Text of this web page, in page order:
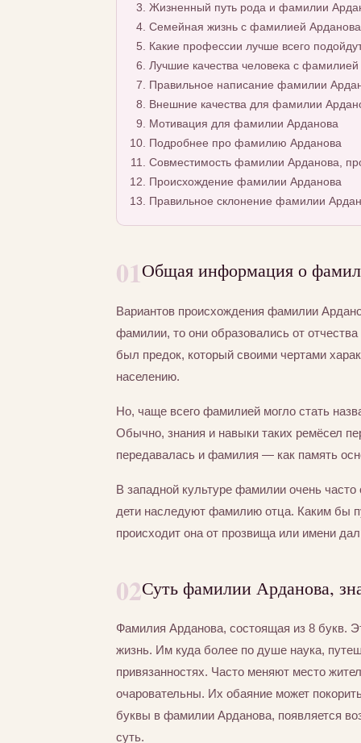
Жизненный путь рода и фамилии
Семейная жизнь с фамилией Арданова
Какие профессии лучше всего
Лучшие качества человека с
Правильное написание фамилии
Внешние качества для фамилии
Мотивация для фамилии Арданова
Подробнее про фамилию Арданова
Совместимость фамилии Арданова,
Происхождение фамилии Арданова
Правильное склонение фамилии
01Общая информация о
Вариантов происхождения фамилии
фамилии, то они образовались от
был предок, который своими чертами
населению.
Но, чаще всего фамилией могло стать
Обычно, знания и навыки таких ремёсел
передавалась и фамилия — как память
В западной культуре фамилии очень
дети наследуют фамилию отца. Каким бы
происходит она от прозвища или имени
02Суть фамилии Арданова,
Фамилия Арданова, состоящая из 8 букв.
жизнь. Им куда более по душе наука,
привязанностях. Часто меняют место
очаровательны. Их обаяние может
буквы в фамилии Арданова, появляется
суть.